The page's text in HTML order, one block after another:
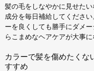
髪の毛をしなやかに見せた
成分を毎日補給してくださ
ーを良くしても勝手にダメ
らこまめなヘアケアが大事に
カラーで髪を傷めたくな
すすめ